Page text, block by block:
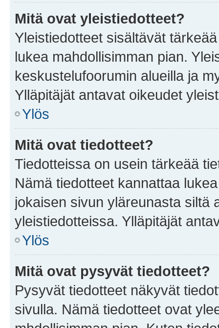
Mitä ovat yleistiedotteet?
Yleistiedotteet sisältävät
lukea mahdollisimman pian.
keskustelufoorumin alueilla ja
Ylläpitäjät antavat oikeudet
Ylös
Mitä ovat tiedotteet?
Tiedotteissa on usein tärkeää
Nämä tiedotteet kannattaa
jokaisen sivun yläreunasta siltä
yleistiedotteissa. Ylläpitäjät
Ylös
Mitä ovat pysyvät tiedotteet?
Pysyvät tiedotteet näkyvät
sivulla. Nämä tiedotteet ovat